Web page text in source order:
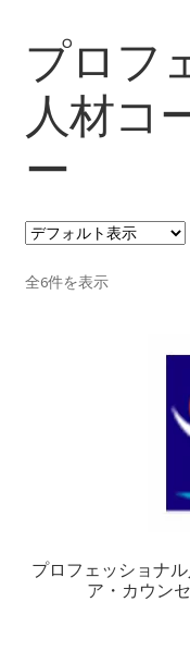
カート
支払い
プライバシーポリシー
特定商取引法に基づ
プロフ
人材コ
ー
全6件を表示
プロフェッショナ
ア・カウン